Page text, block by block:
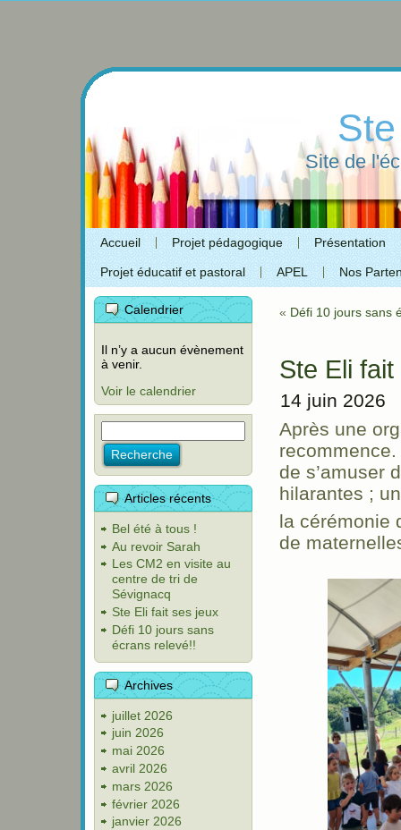
Site de
Accueil Projet pédagogique Présentation
Projet éducatif et pastoral APEL Nos
Calendrier
Il n’y a aucun évènement
à venir.
Voir le calendrier
Articles récents
Bel été à tous !
Au revoir Sarah
Les CM2 en visite au
centre de tri de
Sévignacq
Ste Eli fait ses jeux
Défi 10 jours sans
écrans relevé!!
Archives
juillet 2026
juin 2026
mai 2026
avril 2026
mars 2026
février 2026
janvier 2026
« Défi 10 jours sans
Ste Eli
14 juin 2026
Après une
de s’amuser
hilarantes ;
la cérémonie
de